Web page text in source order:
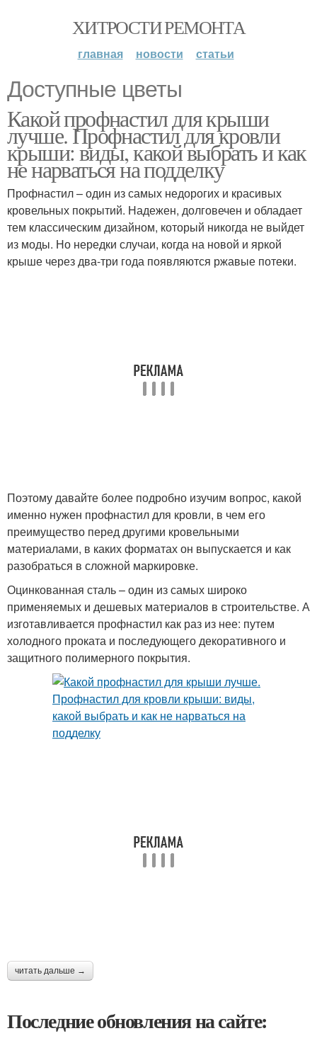
ХИТРОСТИ РЕМОНТА
главная новости статьи
Доступные цветы
Какой профнастил для крыши
лучше. Профнастил для кровли
крыши: виды, какой выбрать и как
не нарваться на подделку
Профнастил – один из самых недорогих и красивых
кровельных покрытий. Надежен, долговечен и обладает
тем классическим дизайном, который никогда не выйдет
из моды. Но нередки случаи, когда на новой и яркой
крыше через два-три года появляются ржавые потеки.
Поэтому давайте более подробно изучим вопрос, какой
именно нужен профнастил для кровли, в чем его
преимущество перед другими кровельными
материалами, в каких форматах он выпускается и как
разобраться в сложной маркировке.
Оцинкованная сталь – один из самых широко
применяемых и дешевых материалов в строительстве. А
изготавливается профнастил как раз из нее: путем
холодного проката и последующего декоративного и
защитного полимерного покрытия.
читать дальше →
Последние обновления на сайте: